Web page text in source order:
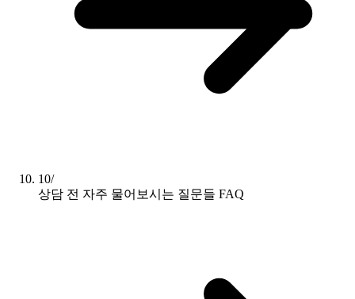
10/
상담 전 자주 물어보시는 질문들 FAQ